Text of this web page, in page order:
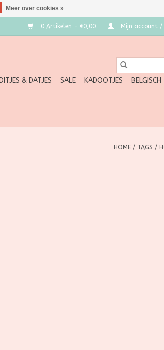
0 Artikelen - €0,00 Mijn account /
DITJES & DATJES SALE KADOOTJES
BELGISCH
HOME / TAGS /
Meer over cookies »